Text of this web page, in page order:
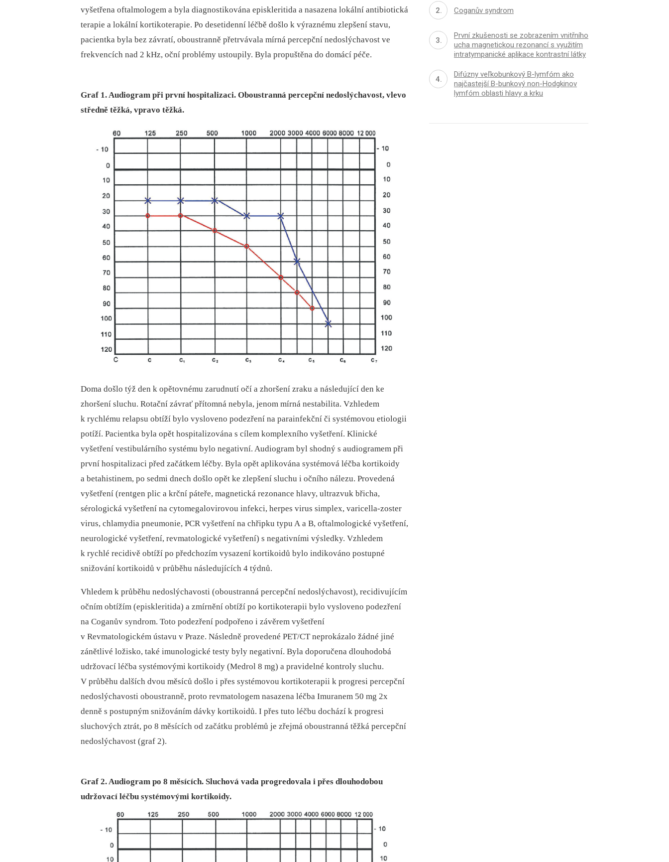
vyšetřena oftalmologem a byla diagnostikována episkleritida a nasazena lokální antibiotická
terapie a lokální kortikoterapie. Po desetidenní léčbě došlo k výraznému zlepšení stavu,
pacientka byla bez závratí, oboustranně přetrvávala mírná percepční nedoslýchavost ve
frekvencích nad 2 kHz, oční problémy ustoupily. Byla propuštěna do domácí péče.
Graf 1. Audiogram při první hospitalizaci. Oboustranná percepční nedoslýchavost, vlevo
středně těžká, vpravo těžká.
Doma došlo týž den k opětovnému zarudnutí očí a zhoršení zraku a následující den ke
zhoršení sluchu. Rotační závrať přítomná nebyla, jenom mírná nestabilita. Vzhledem
k rychlému relapsu obtíží bylo vysloveno podezření na parainfekční či systémovou etiologii
potíží. Pacientka byla opět hospitalizována s cílem komplexního vyšetření. Klinické
vyšetření vestibulárního systému bylo negativní. Audiogram byl shodný s audiogramem při
první hospitalizaci před začátkem léčby. Byla opět aplikována systémová léčba kortikoidy
a betahistinem, po sedmi dnech došlo opět ke zlepšení sluchu i očního nálezu. Provedená
vyšetření (rentgen plic a krční páteře, magnetická rezonance hlavy, ultrazvuk břicha,
sérologická vyšetření na cytomegalovirovou infekci, herpes virus simplex, varicella-zoster
virus, chlamydia pneumonie, PCR vyšetření na chřipku typu A a B, oftalmologické vyšetření,
neurologické vyšetření, revmatologické vyšetření) s negativními výsledky. Vzhledem
k rychlé recidivě obtíží po předchozím vysazení kortikoidů bylo indikováno postupné
snižování kortikoidů v průběhu následujících 4 týdnů.
Vhledem k průběhu nedoslýchavosti (oboustranná percepční nedoslýchavost), recidivujícím
očním obtížím (episkleritida) a zmírnění obtíží po kortikoterapii bylo vysloveno podezření
na Coganův syndrom. Toto podezření podpořeno i závěrem vyšetření
v Revmatologickém ústavu v Praze. Následně provedené PET/CT neprokázalo žádné jiné
zánětlivé ložisko, také imunologické testy byly negativní. Byla doporučena dlouhodobá
udržovací léčba systémovými kortikoidy (Medrol 8 mg) a pravidelné kontroly sluchu.
V průběhu dalších dvou měsíců došlo i přes systémovou kortikoterapii k progresi percepční
nedoslýchavosti oboustranně, proto revmatologem nasazena léčba Imuranem 50 mg 2x
denně s postupným snižováním dávky kortikoidů. I přes tuto léčbu dochází k progresi
sluchových ztrát, po 8 měsících od začátku problémů je zřejmá oboustranná těžká percepční
nedoslýchavost (graf 2).
Graf 2. Audiogram po 8 měsících. Sluchová vada progredovala i přes dlouhodobou
udržovací léčbu systémovými kortikoidy.
Coganův syndrom
První zkušenosti se zobrazením vnitřního
ucha magnetickou rezonancí s využitím
intratympanické aplikace kontrastní látky
Difúzny veľkobunkový B-lymfóm ako
najčastejší B-bunkový non-Hodgkinov
lymfóm oblasti hlavy a krku